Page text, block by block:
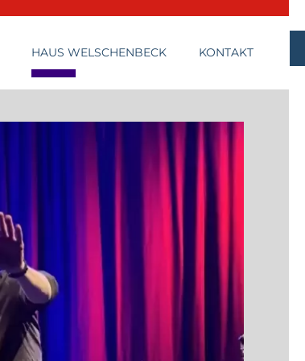
HAUS WELSCHENBECK KONTAKT